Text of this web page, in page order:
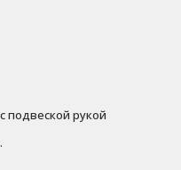
подвеской рукой